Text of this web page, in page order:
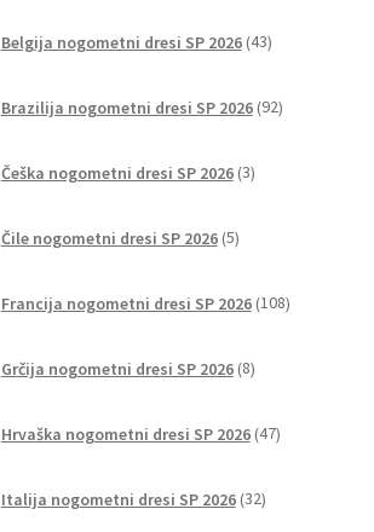
Belgija nogometni dresi SP 2026 43izdelkov
Brazilija nogometni dresi SP 2026 92izdelkov
Češka nogometni dresi SP 2026 3izdelki
Čile nogometni dresi SP 2026 5izdelkov
Francija nogometni dresi SP 2026 108izdelkov
Grčija nogometni dresi SP 2026 8izdelkov
Hrvaška nogometni dresi SP 2026 47izdelkov
Italija nogometni dresi SP 2026 32izdelkov